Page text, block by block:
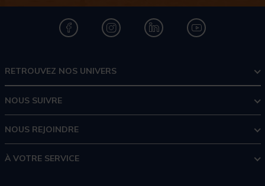
RETROUVEZ NOS UNIVERS
NOUS SUIVRE
NOUS REJOINDRE
À VOTRE SERVICE